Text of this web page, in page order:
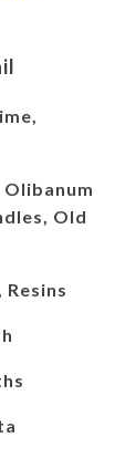
Old
Resins